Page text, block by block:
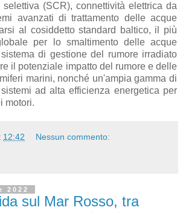
(SCR), connettività elettrica da
avanzati di trattamento delle acque
al cosiddetto standard baltico, il più
per lo smaltimento delle acque
di gestione del rumore irradiato
il potenziale impatto del rumore e delle
marini, nonché un'ampia gamma di
ad alta efficienza energetica per
motori.
12:42 Nessun commento:
2022
sul Mar Rosso, tra